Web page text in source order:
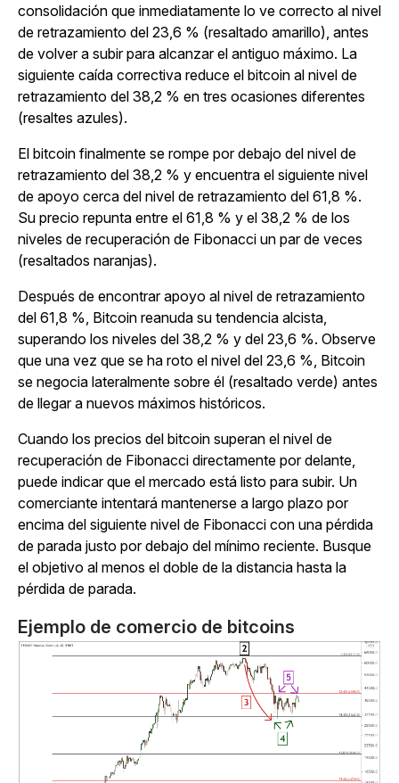
consolidación que inmediatamente lo ve correcto al nivel
de retrazamiento del 23,6 % (resaltado amarillo), antes
de volver a subir para alcanzar el antiguo máximo. La
siguiente caída correctiva reduce el bitcoin al nivel de
retrazamiento del 38,2 % en tres ocasiones diferentes
(resaltes azules).
El bitcoin finalmente se rompe por debajo del nivel de
retrazamiento del 38,2 % y encuentra el siguiente nivel
de apoyo cerca del nivel de retrazamiento del 61,8 %.
Su precio repunta entre el 61,8 % y el 38,2 % de los
niveles de recuperación de Fibonacci un par de veces
(resaltados naranjas).
Después de encontrar apoyo al nivel de retrazamiento
del 61,8 %, Bitcoin reanuda su tendencia alcista,
superando los niveles del 38,2 % y del 23,6 %. Observe
que una vez que se ha roto el nivel del 23,6 %, Bitcoin
se negocia lateralmente sobre él (resaltado verde) antes
de llegar a nuevos máximos históricos.
Cuando los precios del bitcoin superan el nivel de
recuperación de Fibonacci directamente por delante,
puede indicar que el mercado está listo para subir. Un
comerciante intentará mantenerse a largo plazo por
encima del siguiente nivel de Fibonacci con una pérdida
de parada justo por debajo del mínimo reciente. Busque
el objetivo al menos el doble de la distancia hasta la
pérdida de parada.
Ejemplo de comercio de bitcoins